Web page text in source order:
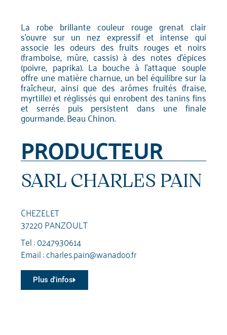
La robe brillante couleur rouge grenat clair
s'ouvre sur un nez expressif et intense qui
associe les odeurs des fruits rouges et noirs
(framboise, mûre, cassis) à des notes d'épices
(poivre, paprika). La bouche à l'attaque souple
offre une matière charnue, un bel équilibre sur la
fraîcheur, ainsi que des arômes fruités (fraise,
myrtille) et réglissés qui enrobent des tanins fins
et serrés puis persistent dans une finale
gourmande. Beau Chinon.
PRODUCTEUR
SARL CHARLES PAIN
CHEZELET
37220 PANZOULT
Tel :0247930614
Email :charles.pain@wanadoo.fr
Plus d'infos